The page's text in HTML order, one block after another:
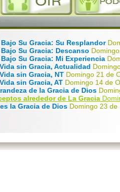
Su Gracia: Su Resplandor
Su Gracia: Descanso
Su Gracia: Mi Experiencia
sin Gracia, Actualidad
sin Gracia, NT Domingo 21 de
sin Gracia, AT Domingo 14 de
de la Gracia de Dios
alrededor de La Gracia
la Gracia de Dios Domingo 23